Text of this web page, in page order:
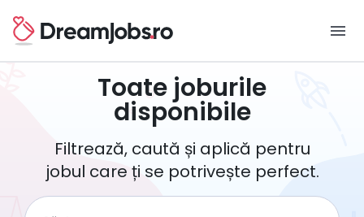
menu
Toate joburile
disponibile
Filtrează, caută și aplică pentru
jobul care ți se potrivește perfect.